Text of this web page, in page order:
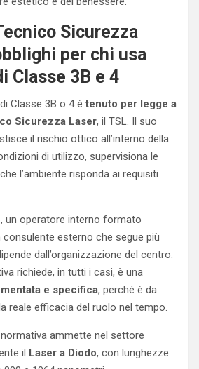
Sicurezza
per chi usa
Classe 3B e 4
Classe 3B o 4 ètenuto per legge a
Sicurezza Laser, il TSL. Il suo
il rischio ottico all’interno della
di utilizzo, supervisiona le
l’ambiente risponda ai requisiti
un operatore interno formato
esterno che segue più
dall’organizzazione del centro.
richiede, in tutti i casi, è una
e specifica, perché è da
reale efficacia del ruolo nel tempo.
ammette nel settore
il Laser a Diodo, con lunghezze